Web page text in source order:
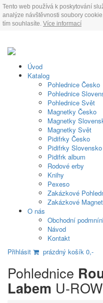
Tento web používá k poskytování
analýze návštěvnosti soubory
tím souhlasíte. Více informací
Úvod
Katalog
Pohlednice Česko
Pohlednice
Pohlednice Svět
Magnetky Česko
Magnetky
Magnetky Svět
Pidifrky Česko
Pidifrky Slovensko
Pidifrk album
Rodové erby
Knihy
Pexeso
Zakázkové
Zakázkové
O nás
Obchodní
Návod
Kontakt
Přihlásit
prázdný košík 0,-
Pohlednice
Labem U-